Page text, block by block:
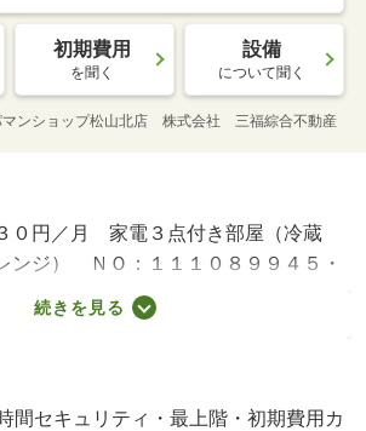
初期費用
を聞く
設備
について聞く
マンショップ松山北店 株式会社 三福綜合不動産
０円／月 家電３点付き部屋（冷蔵
ンジ） ＮＯ：１１１０８９９４５・
（初回保証料不要・月額２２００円
等：家賃保証料（課税対象）２，２０
特典（クーポン・トラブル対応・三福
ＰＯ割引・ゴキブリ駆除）＋Ｂ－ＰＬ
続きを見る
間セキュリティ・最上階・初期費用カ